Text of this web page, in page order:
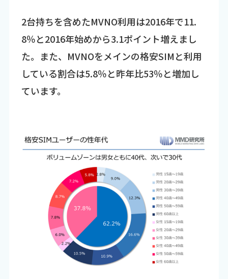
2台持ちを含めたMVNO利用は2016年で11.
8％と2016年始めから3.1ポイント増えまし
た。また、MVNOをメインの格安SIMと利用
している割合は5.8％と昨年比53％と増加し
ています。